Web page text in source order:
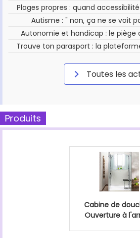
Plages propres : quand
Autisme : " non, ça ne se voit
Autonomie et handicap : le piège
Trouve ton parasport : la
Toutes les
Produits
Cabine de
Ouverture à